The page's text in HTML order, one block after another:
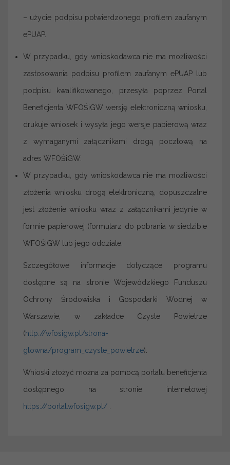
– użycie podpisu potwierdzonego profilem zaufanym
ePUAP.
W przypadku, gdy wnioskodawca nie ma możliwości
zastosowania podpisu profilem zaufanym ePUAP lub
podpisu kwalifikowanego, przesyła poprzez Portal
Beneficjenta WFOŚiGW wersję elektroniczną wniosku,
drukuje wniosek i wysyła jego wersje papierową wraz
z wymaganymi załącznikami drogą pocztową na
adres WFOŚiGW.
W przypadku, gdy wnioskodawca nie ma możliwości
złożenia wniosku drogą elektroniczną, dopuszczalne
jest złożenie wniosku wraz z załącznikami jedynie w
formie papierowej (formularz do pobrania w siedzibie
WFOŚiGW lub jego oddziale.
Szczegółowe informacje dotyczące programu
dostępne są na stronie Wojewódzkiego Funduszu
Ochrony Środowiska i Gospodarki Wodnej w
Warszawie, w zakładce Czyste Powietrze
(http://wfosigw.pl/strona-
glowna/program_czyste_powietrze).
Wnioski złożyć można za pomocą portalu beneficjenta
dostępnego na stronie internetowej
https://portal.wfosigw.pl/